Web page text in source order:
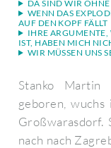
DA SIND WIR
WENN DAS
AUF DEN KOPF FÄLLT
IHRE
IST, HABEN MICH
WIR MÜSSEN UNS
Stanko
geboren,
Großwarasdorf.
nach nach